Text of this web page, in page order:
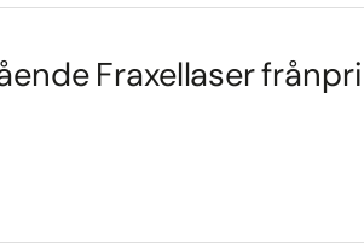
Fraxellaser